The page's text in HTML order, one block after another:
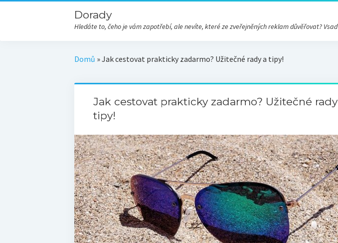
Dorady
Hledáte to, čeho je vám zapotřebí, ale nevíte, které ze zveřejněných reklam důvěřovat?
Domů »Jak cestovat prakticky zadarmo? Užitečné rady a tipy!
Jak cestovat prakticky zadarmo? Užitečné
tipy!